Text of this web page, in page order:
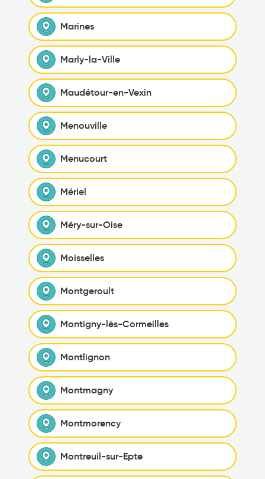
Marines
Marly-la-Ville
Maudétour-en-Vexin
Menouville
Menucourt
Mériel
Méry-sur-Oise
Moisselles
Montgeroult
Montigny-lès-Cormeilles
Montlignon
Montmagny
Montmorency
Montreuil-sur-Epte